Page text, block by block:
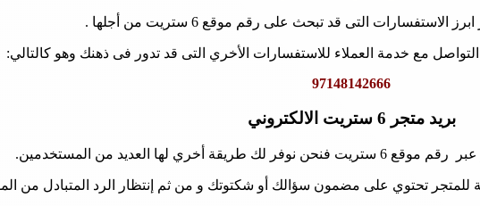
التى قد تبحث على رقم موقع 6 ستريت من أجلها .
97148142666
بريد متجر 6 ستريت الالكتروني
لها العديد من المستخدمين.
للمتجر تحتوي على مضمون سؤالك أو شكتوتك و من ثم إنتظار الرد المتبادل من